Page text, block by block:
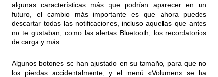
algunas características más que podrían aparecer en un
futuro, el cambio más importante es que ahora puedes
descartar todas las notificaciones, incluso aquellas que antes
no te gustaban, como las alertas Bluetooth, los recordatorios
de carga y más.
Algunos botones se han ajustado en su tamaño, para que no
los pierdas accidentalmente, y el menú «Volumen» se ha